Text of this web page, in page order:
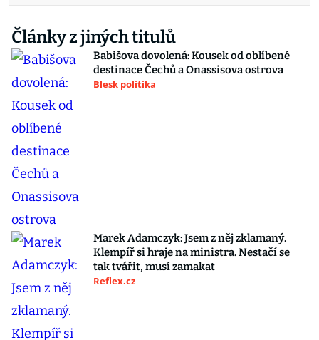
Články z jiných titulů
Babišova dovolená: Kousek od oblíbené
destinace Čechů a Onassisova ostrova
Blesk politika
Marek Adamczyk: Jsem z něj zklamaný.
Klempíř si hraje na ministra. Nestačí se
tak tvářit, musí zamakat
Reflex.cz